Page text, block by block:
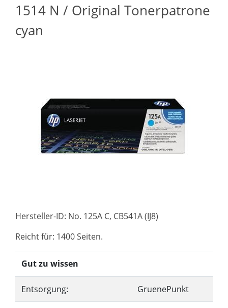
1514 N / Original Tonerpatrone
cyan
Hersteller-ID: No. 125A C, CB541A (IJ8)
Reicht für: 1400 Seiten.
Gut zu wissen
Entsorgung: GruenePunkt